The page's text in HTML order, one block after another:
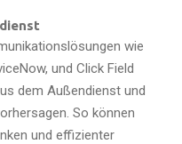
wie
und Click Field
dem Außendienst und
So können
und effizienter